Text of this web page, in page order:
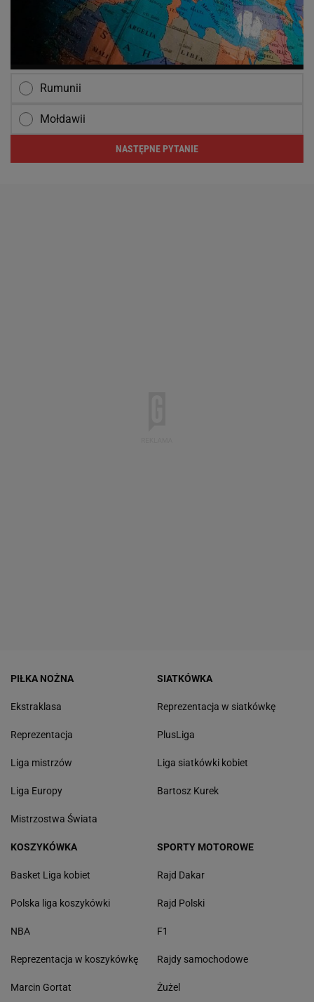
Rumunii
Mołdawii
NASTĘPNE PYTANIE
PIŁKA NOŻNA
Ekstraklasa
Reprezentacja
Liga mistrzów
Liga Europy
Mistrzostwa Świata
SIATKÓWKA
Reprezentacja w siatkówkę
PlusLiga
Liga siatkówki kobiet
Bartosz Kurek
KOSZYKÓWKA
Basket Liga kobiet
Polska liga koszykówki
NBA
Reprezentacja w koszykówkę
Marcin Gortat
SPORTY MOTOROWE
Rajd Dakar
Rajd Polski
F1
Rajdy samochodowe
Żużel